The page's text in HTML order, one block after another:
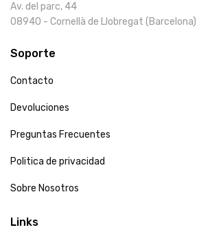
Av. del parc, 44
08940 - Cornellà de Llobregat (Barcelona)
Soporte
Contacto
Devoluciones
Preguntas Frecuentes
Politica de privacidad
Sobre Nosotros
Links